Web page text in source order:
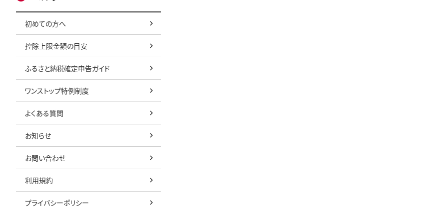
初めての方へ
控除上限金額の目安
ふるさと納税確定申告ガイド
ワンストップ特例制度
よくある質問
お知らせ
お問い合わせ
利用規約
プライバシーポリシー